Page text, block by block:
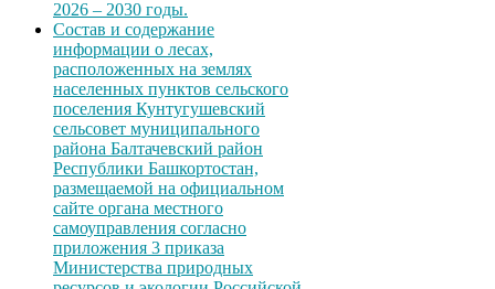
2026 – 2030 годы.
Состав и содержание
информации о лесах,
расположенных на землях
населенных пунктов сельского
поселения Кунтугушевский
сельсовет муниципального
района Балтачевский район
Республики Башкортостан,
размещаемой на официальном
сайте органа местного
самоуправления согласно
приложения 3 приказа
Министерства природных